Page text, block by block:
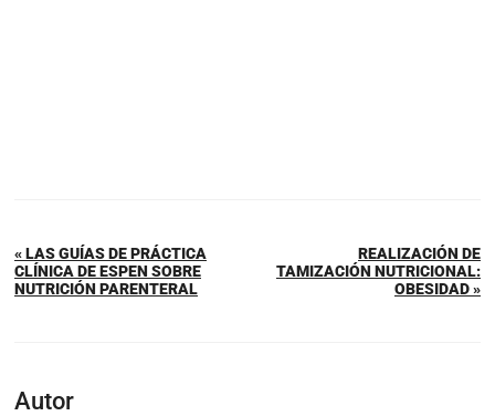
« LAS GUÍAS DE PRÁCTICA
CLÍNICA DE ESPEN SOBRE
NUTRICIÓN PARENTERAL
REALIZACIÓN DE
TAMIZACIÓN NUTRICIONAL:
OBESIDAD »
Autor